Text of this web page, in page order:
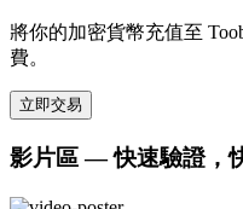
將你的加密貨幣充值至
費。
立即交易
影片區 — 快速驗證，